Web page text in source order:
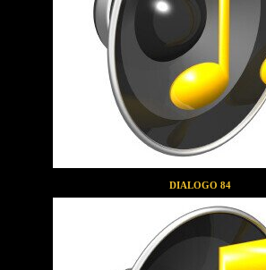
DIALOGO 84